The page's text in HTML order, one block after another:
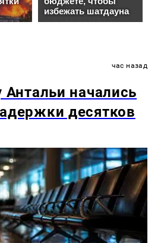
час назад
Антальи начались
десятков